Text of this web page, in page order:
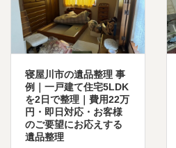
寝屋川市の遺品整理 事
例｜一戸建て住宅5LDK
を2日で整理｜費用22万
円・即日対応・お客様
のご要望にお応えする
遺品整理